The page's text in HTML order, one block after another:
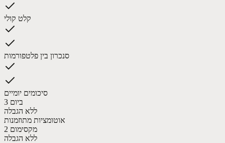
קלט קולי
סנכרון בין פלטפורמות
סיכומים יומיים
3 ביום
ללא הגבלה
אוטומציות מתוזמנות
מקסימום 2
ללא הגבלה